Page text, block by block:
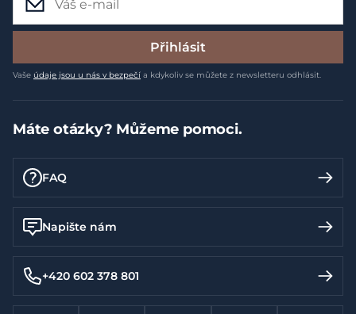
Přihlásit
Vaše údaje jsou u nás v bezpečí a kdykoliv se můžete z newsletteru odhlásit.
Máte otázky? Můžeme pomoci.
FAQ
Napište nám
+420 602 378 801